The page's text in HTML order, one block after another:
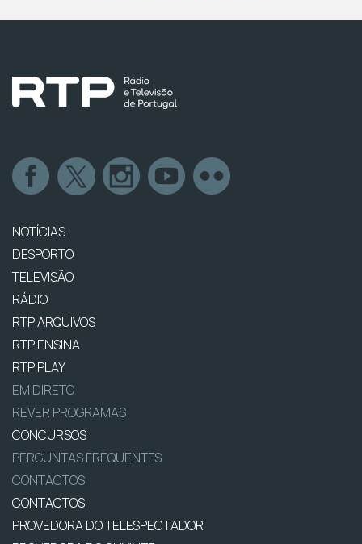
NOTÍCIAS
DESPORTO
TELEVISÃO
RÁDIO
RTP ARQUIVOS
RTP ENSINA
RTP PLAY
EM DIRETO
REVER PROGRAMAS
CONCURSOS
PERGUNTAS FREQUENTES
CONTACTOS
CONTACTOS
PROVEDORA DO TELESPECTADOR